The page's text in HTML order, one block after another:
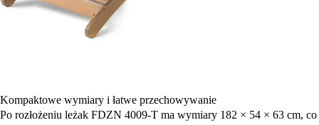
Kompaktowe wymiary i łatwe przechowywanie
Po rozłożeniu leżak FDZN 4009-T ma wymiary 182 × 54 × 63 cm, co